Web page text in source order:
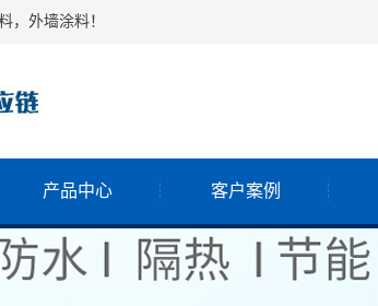
，外墙涂料！
产品中心 客户案例